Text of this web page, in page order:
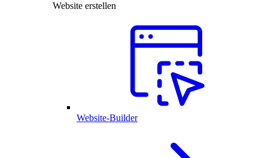
Website erstellen
Website-Builder